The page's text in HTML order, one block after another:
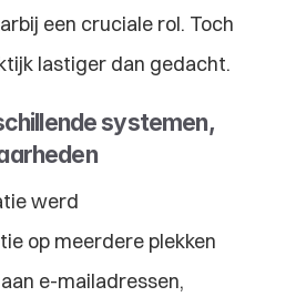
een cruciale rol. Toch
lastiger dan gedacht.
systemen,
werd
op meerdere plekken
e-mailadressen,